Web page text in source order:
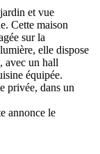
et vue
Cette maison
sur la
elle dispose
avec un hall
équipée.
privée, dans un
annonce le